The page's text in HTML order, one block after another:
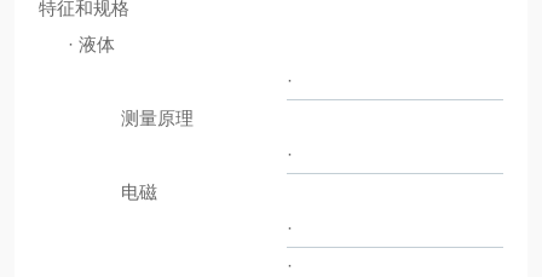
特征和规格
· 液体
·
测量原理
·
电磁
·
·